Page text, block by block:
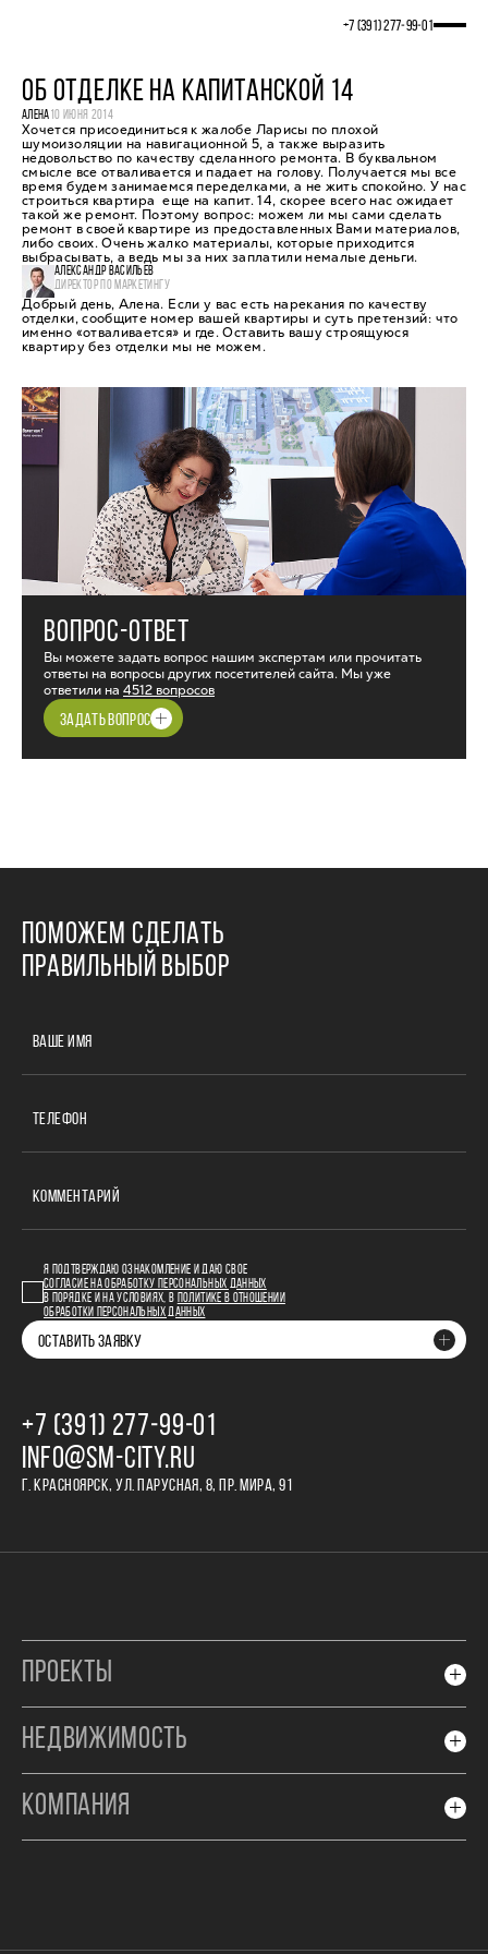
+7 (391) 277‒99‒01
ОБ ОТДЕЛКЕ НА КАПИТАНСКОЙ 14
АЛЕНА10 ИЮНЯ 2014
Хочется присоединиться к жалобе Ларисы по плохой
шумоизоляции на навигационной 5, а также выразить
недовольство по качеству сделанного ремонта. В буквальном
смысле все отваливается и падает на голову. Получается мы все
время будем занимаемся переделками, а не жить спокойно. У нас
строиться квартира еще на капит. 14, скорее всего нас ожидает
такой же ремонт. Поэтому вопрос: можем ли мы сами сделать
ремонт в своей квартире из предоставленных Вами материалов,
либо своих. Очень жалко материалы, которые приходится
выбрасывать, а ведь мы за них заплатили немалые деньги.
АЛЕКСАНДР ВАСИЛЬЕВ
ДИРЕКТОР ПО МАРКЕТИНГУ
Добрый день, Алена. Если у вас есть нарекания по качеству
отделки, сообщите номер вашей квартиры и суть претензий: что
именно «отваливается» и где. Оставить вашу строящуюся
квартиру без отделки мы не можем.
ВОПРОС-ОТВЕТ
Вы можете задать вопрос нашим экспертам или прочитать
ответы на вопросы других посетителей сайта. Мы уже
ответили на 4512 вопросов
ЗАДАТЬ ВОПРОС
ПОМОЖЕМ СДЕЛАТЬ
ПРАВИЛЬНЫЙ ВЫБОР
ВАШЕ ИМЯ
ТЕЛЕФОН
КОММЕНТАРИЙ
Я ПОДТВЕРЖДАЮ ОЗНАКОМЛЕНИЕ И ДАЮ СВОЕ
СОГЛАСИЕ НА ОБРАБОТКУ ПЕРСОНАЛЬНЫХ ДАННЫХ
В ПОРЯДКЕ И НА УСЛОВИЯХ, В
ПОЛИТИКЕ В ОТНОШЕНИИ
ОБРАБОТКИ ПЕРСОНАЛЬНЫХ ДАННЫХ
ОСТАВИТЬ ЗАЯВКУ
+7 (391) 277‒99‒01
INFO@SM-CITY.RU
Г. КРАСНОЯРСК, УЛ. ПАРУСНАЯ, 8, ПР. МИРА, 91
ПРОЕКТЫ
НЕДВИЖИМОСТЬ
КОМПАНИЯ